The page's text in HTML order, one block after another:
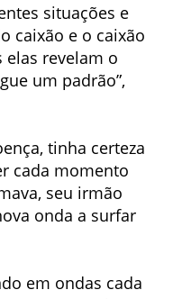
situações e
caixão e o caixão
elas revelam o
um padrão”,
tinha certeza
cada momento
seu irmão
onda a surfar
em ondas cada